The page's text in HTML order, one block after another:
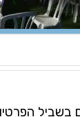
בשביל